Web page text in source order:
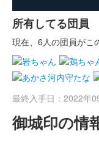
所有してる団員
現在、6人の団員がこ
最終入手日：2022年
御城印の情